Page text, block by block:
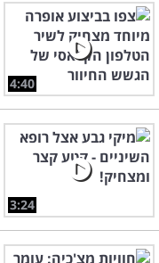
4:40
3:24